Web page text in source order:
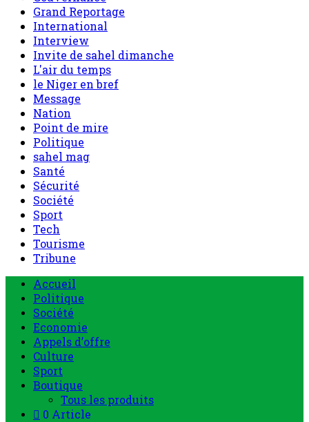
Grand Reportage
International
Interview
Invite de sahel dimanche
L'air du temps
le Niger en bref
Message
Nation
Point de mire
Politique
sahel mag
Santé
Sécurité
Société
Sport
Tech
Tourisme
Tribune
Accueil
Politique
Société
Economie
Appels d’offre
Culture
Sport
Boutique
Tous les produits
0 Article